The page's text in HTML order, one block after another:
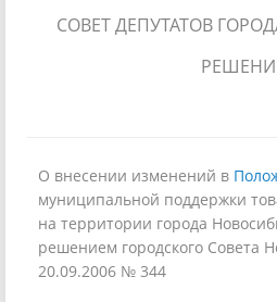
СОВЕТ ДЕПУТАТОВ
О внесении изменений в
муниципальной поддержки
на территории города
решением городского Совета
20.09.2006 № 344